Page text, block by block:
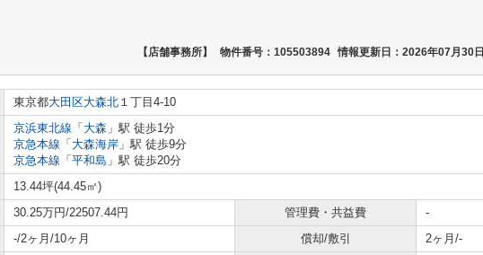
【店舗事務所】 物件番号：105503894 情報更新日：2026年07月30日
東京都大田区大森北 １丁目4-10
京浜東北線 「 大森 」駅 徒歩1分
京急本線 「 大森海岸 」駅 徒歩9分
京急本線 「 平和島 」駅 徒歩20分
13.44坪(44.45㎡)
30.25万円/22507.44円 管理費・共益費
-
-/2ヶ月/10ヶ月 償却/敷引 2ヶ月/-